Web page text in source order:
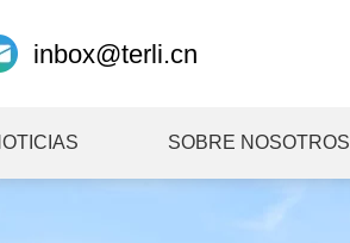
inbox@terli.cn
SOBRE NOSOTROS